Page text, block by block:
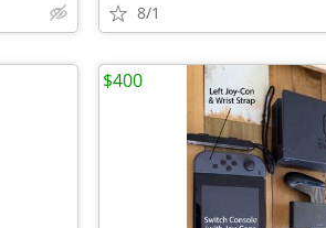
8/1
$400